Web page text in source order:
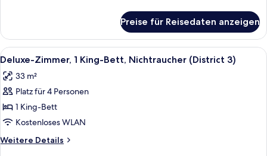
Roll-
In,
Non-
Smoking
anzeigen
3,
Studio
Suite,
Queens,
Mobility
In,
Non-
Preise für Reisedaten anzeigen
Alle
Fotos
für
Deluxe-
Zimmer,
1 King-
Bett,
Nichtraucher
Ein modernes Hotelzimmer mit
7
Deluxe-Zimmer, 1 King-Bett, Nichtraucher (District 3)
33 m²
Platz für 4 Personen
1 King-Bett
Kostenloses WLAN
Weitere Details
Weitere